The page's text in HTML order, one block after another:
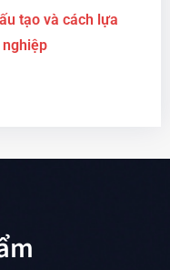
tạo và cách lựa
nghiệp